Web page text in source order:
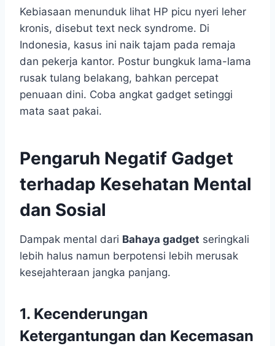
Kebiasaan menunduk lihat HP picu nyeri leher
kronis, disebut text neck syndrome. Di
Indonesia, kasus ini naik tajam pada remaja
dan pekerja kantor. Postur bungkuk lama-lama
rusak tulang belakang, bahkan percepat
penuaan dini. Coba angkat gadget setinggi
mata saat pakai.
Pengaruh Negatif Gadget
terhadap Kesehatan Mental
dan Sosial
Dampak mental dari Bahaya gadget seringkali
lebih halus namun berpotensi lebih merusak
kesejahteraan jangka panjang.
1. Kecenderungan
Ketergantungan dan Kecemasan